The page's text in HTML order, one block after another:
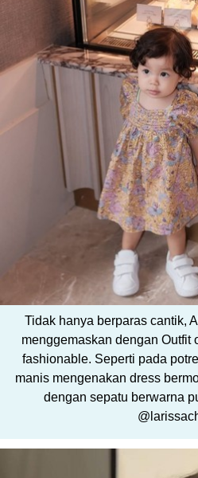
Tidak hanya berparas cantik,
menggemaskan dengan Outfit
fashionable. Seperti pada
manis mengenakan dress
dengan sepatu berwarna